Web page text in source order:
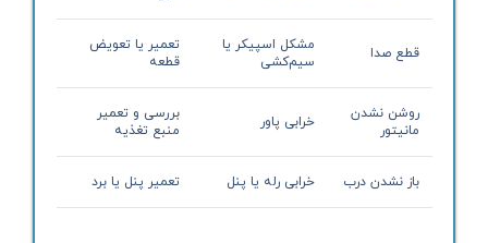
قطع صدا
مشکل اسپیکر یا
سیم‌کشی
تعمیر یا تعویض
قطعه
روشن نشدن
مانیتور
خرابی پاور
بررسی و تعمیر
منبع تغذیه
باز نشدن درب خرابی رله یا پنل تعمیر پنل یا برد